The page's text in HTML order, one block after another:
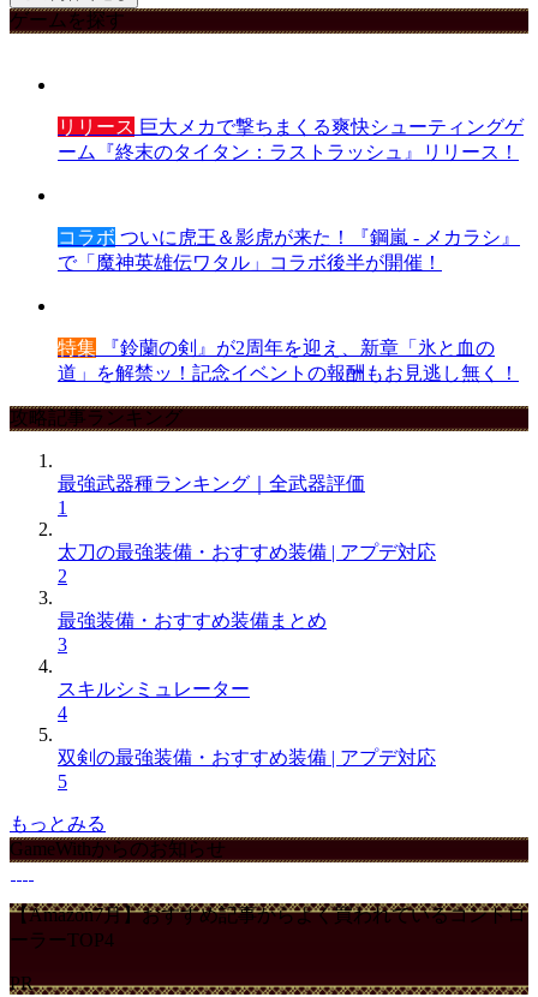
ゲームを探す
リリース 巨大メカで撃ちまくる爽快シューティングゲ
ーム『終末のタイタン：ラストラッシュ』リリース！
コラボ ついに虎王＆影虎が来た！『鋼嵐 - メカラシ』
で「魔神英雄伝ワタル」コラボ後半が開催！
特集 『鈴蘭の剣』が2周年を迎え、新章「氷と血の
道」を解禁ッ！記念イベントの報酬もお見逃し無く！
攻略記事ランキング
最強武器種ランキング｜全武器評価
1
太刀の最強装備・おすすめ装備 | アプデ対応
2
最強装備・おすすめ装備まとめ
3
スキルシミュレーター
4
双剣の最強装備・おすすめ装備 | アプデ対応
5
もっとみる
GameWithからのお知らせ
【Amazon7月】おすすめ記事からよく買われているコントロ
ーラーTOP4
PR